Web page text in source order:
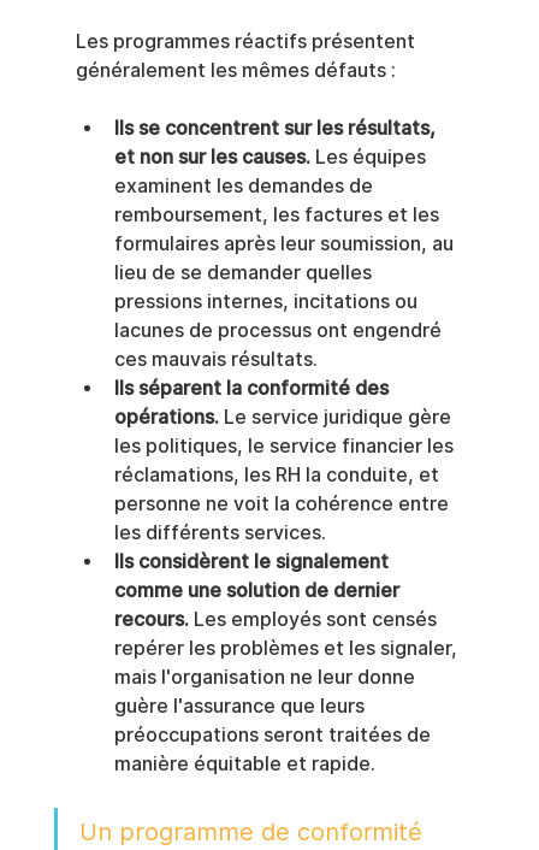
Les programmes réactifs présentent
généralement les mêmes défauts :
Ils se concentrent sur les résultats,
et non sur les causes. Les équipes
examinent les demandes de
remboursement, les factures et les
formulaires après leur soumission, au
lieu de se demander quelles
pressions internes, incitations ou
lacunes de processus ont engendré
ces mauvais résultats.
Ils séparent la conformité des
opérations. Le service juridique gère
les politiques, le service financier les
réclamations, les RH la conduite, et
personne ne voit la cohérence entre
les différents services.
Ils considèrent le signalement
comme une solution de dernier
recours. Les employés sont censés
repérer les problèmes et les signaler,
mais l'organisation ne leur donne
guère l'assurance que leurs
préoccupations seront traitées de
manière équitable et rapide.
Un programme de conformité